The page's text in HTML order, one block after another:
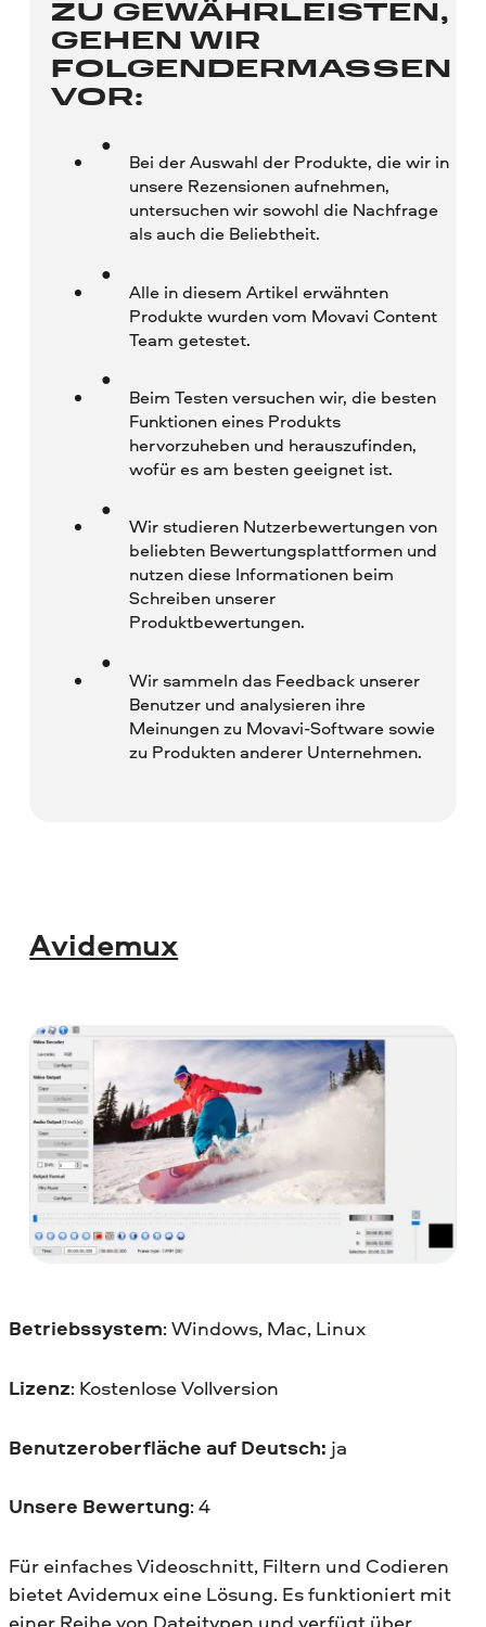
ZU GEWÄHRLEISTEN,
GEHEN WIR
FOLGENDERMASSEN V
OR:
Bei der Auswahl der Produkte, die wir in
unsere Rezensionen aufnehmen,
untersuchen wir sowohl die Nachfrage
als auch die Beliebtheit.
Alle in diesem Artikel erwähnten
Produkte wurden vom Movavi Content
Team getestet.
Beim Testen versuchen wir, die besten
Funktionen eines Produkts
hervorzuheben und herauszufinden,
wofür es am besten geeignet ist.
Wir studieren Nutzerbewertungen von
beliebten Bewertungsplattformen und
nutzen diese Informationen beim
Schreiben unserer
Produktbewertungen.
Wir sammeln das Feedback unserer
Benutzer und analysieren ihre
Meinungen zu Movavi-Software sowie
zu Produkten anderer Unternehmen.
Avidemux
Betriebssystem: Windows, Mac, Linux
Lizenz: Kostenlose Vollversion
Benutzeroberfläche auf Deutsch: ja
Unsere Bewertung: 4
Für einfaches Videoschnitt, Filtern und Codieren
bietet Avidemux eine Lösung. Es funktioniert mit